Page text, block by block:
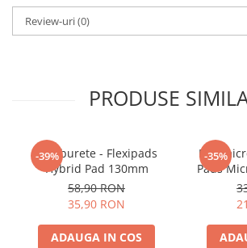
Distinct Lifestyle
Acreditări & Training
dimensiuni: 40 mm x 18 mm_x000D_
Review-uri(0)
PRODUSE
-39%
Pad burete - Flexipads
Hybrid Pad 130mm
58,90 RON
35,90 RON
ADAUGA IN COS
-35%
Pad
Pads